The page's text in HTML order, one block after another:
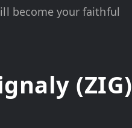
become your faithful
(ZIG)